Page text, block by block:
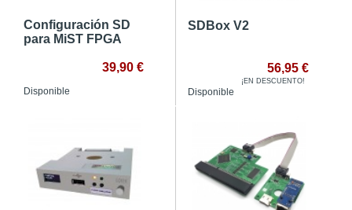
Configuración SD
para MiST FPGA
39,90 €
Disponible
SDBox V2
56,95 €
¡EN DESCUENTO!
Disponible